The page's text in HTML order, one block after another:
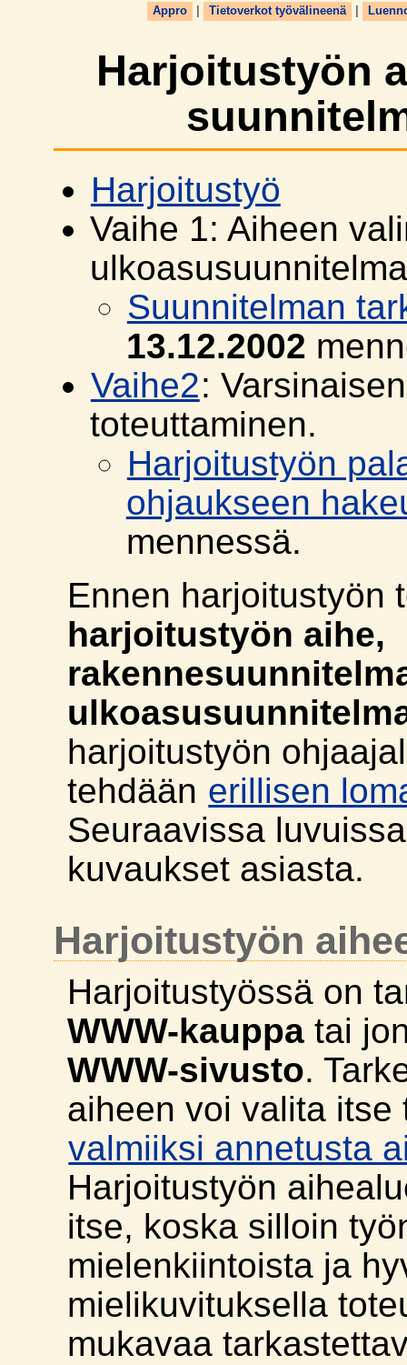
Appro Tietoverkot työvälineenä
Harjoitustyön
Harjoitustyö
Vaihe 1: Aiheen
Suunnitelman
13.12.2002
Vaihe2:
toteuttaminen.
Harjoitustyön
ohjaukseen
mennessä.
Ennen harjoitustyön
harjoitustyön aihe,
harjoitustyön
tehdään erillisen
Seuraavissa
kuvaukset asiasta.
Harjoitustyön
Harjoitustyössä on
WWW-kauppa tai
WWW-sivusto.
aiheen voi valita itse
valmiiksi annetusta
Harjoitustyön
itse, koska silloin
mielenkiintoista ja
mielikuvituksella
mukavaa